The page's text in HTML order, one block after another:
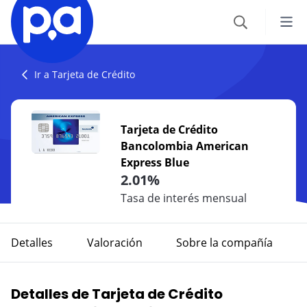
Seguros
VEHÍCULOS
Seguro Todo Riesgo
Seguro Obligatorio de Accidentes de Tránsito
Seguro para Motos
VIAJES
Seguro de Viaje
Productos financieros
CRÉDITOS
Crédito Hipotecario
Credito de Consumo
Finanzas
IR AL CENTRO DE AYUDA
Ir a Tarjeta de Crédito
Tarjeta de Crédito
Bancolombia American
Express Blue
2.01%
Tasa de interés mensual
Detalles Valoración Sobre la compañía
Detalles de Tarjeta de Crédito